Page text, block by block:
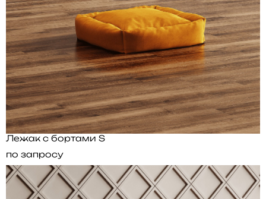
Лежак с бортами S
по запросу